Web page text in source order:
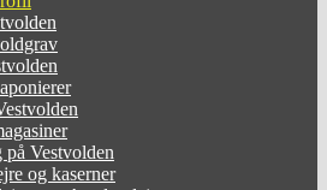
Vestvolden
og kaserner